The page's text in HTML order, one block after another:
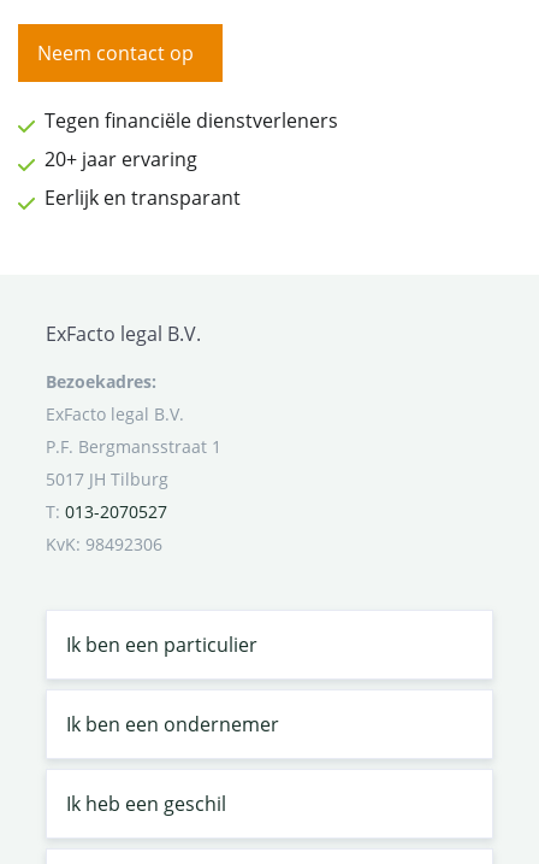
Neem contact op
Tegen financiële dienstverleners
20+ jaar ervaring
Eerlijk en transparant
ExFacto legal B.V.
Bezoekadres:
ExFacto legal B.V.
P.F. Bergmansstraat 1
5017 JH Tilburg
T: 013-2070527
KvK: 98492306
Ik ben een particulier
Ik ben een ondernemer
Ik heb een geschil